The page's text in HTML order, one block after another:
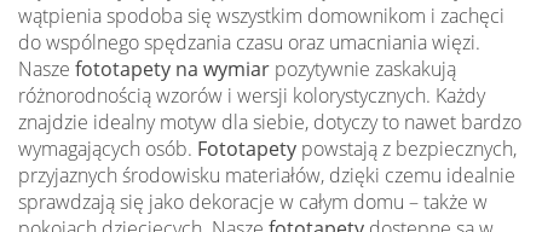
wątpienia spodoba się wszystkim domownikom i zachęci
do wspólnego spędzania czasu oraz umacniania więzi.
Nasze fototapety na wymiar pozytywnie zaskakują
różnorodnością wzorów i wersji kolorystycznych. Każdy
znajdzie idealny motyw dla siebie, dotyczy to nawet bardzo
wymagających osób. Fototapety powstają z bezpiecznych,
przyjaznych środowisku materiałów, dzięki czemu idealnie
sprawdzają się jako dekoracje w całym domu – także w